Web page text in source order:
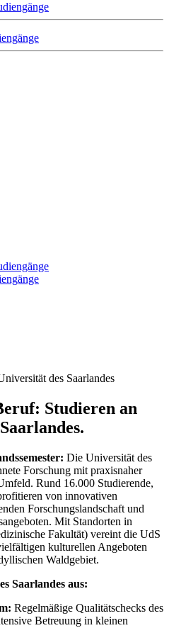
des Saarlandes
Studieren an
Die Universität des
Forschung mit praxisnaher
Rund 16.000 Studierende,
von innovativen
Forschungslandschaft und
Mit Standorten in
Fakultät) vereint die UdS
kulturellen Angeboten
Waldgebiet.
Saarlandes aus:
Regelmäßige Qualitätschecks des
Betreuung in kleinen